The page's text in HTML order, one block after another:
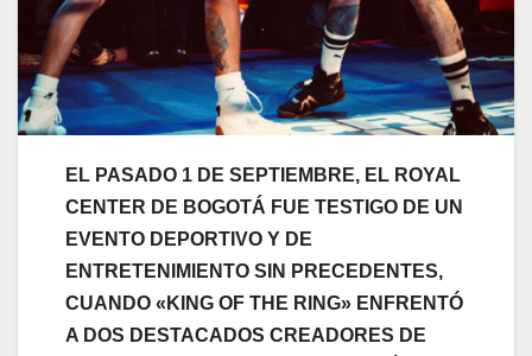
EL PASADO 1 DE SEPTIEMBRE, EL ROYAL
CENTER DE BOGOTÁ FUE TESTIGO DE UN
EVENTO DEPORTIVO Y DE
ENTRETENIMIENTO SIN PRECEDENTES,
CUANDO «KING OF THE RING» ENFRENTÓ
A DOS DESTACADOS CREADORES DE